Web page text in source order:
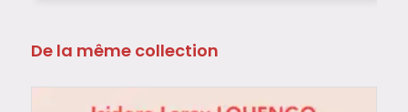
De la même collection